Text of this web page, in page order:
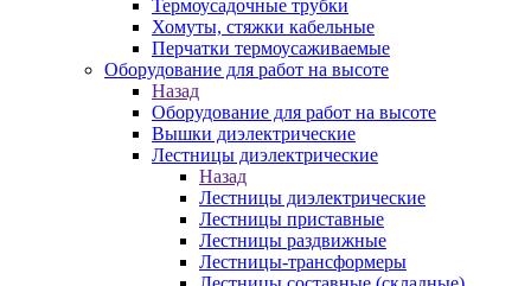
Термоусадочные трубки
Хомуты, стяжки кабельные
Перчатки термоусаживаемые
Оборудование для работ на высоте
Назад
Оборудование для работ на высоте
Вышки диэлектрические
Лестницы диэлектрические
Назад
Лестницы диэлектрические
Лестницы приставные
Лестницы раздвижные
Лестницы-трансформеры